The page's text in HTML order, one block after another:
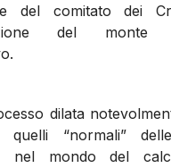
del comitato dei
del monte
dilata
quelli “normali”
nel mondo del